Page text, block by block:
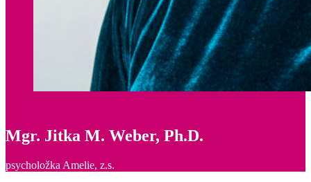
Mgr. Jitka M. Weber, Ph.D.
psycholožka Amelie, z.s.